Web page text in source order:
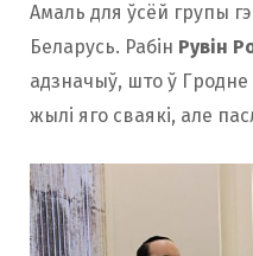
Амаль для ўсёй групы
Беларусь. Рабін Рувiн
адзначыў, што ў Гродне
жылі яго сваякі, але